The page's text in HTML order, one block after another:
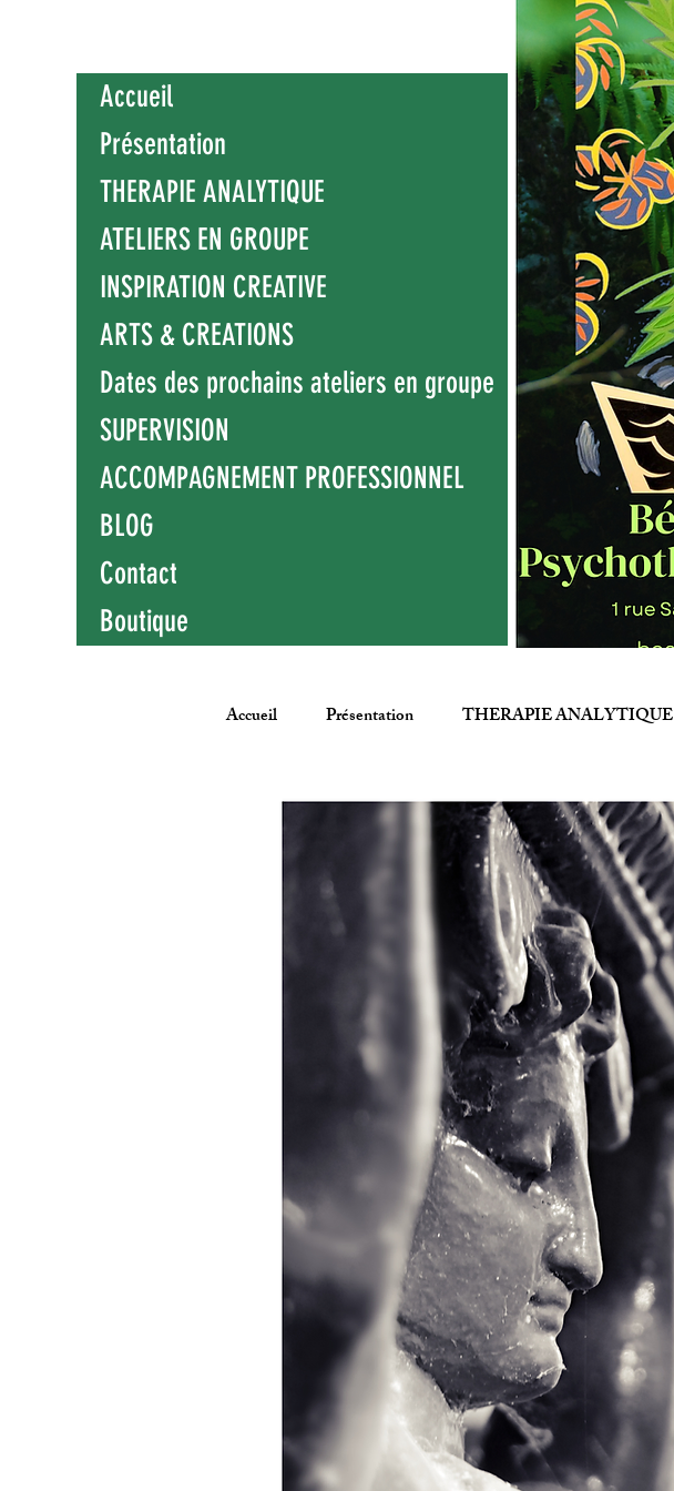
Accueil
Présentation
THERAPIE ANALYTIQUE
ATELIERS EN GROUPE
INSPIRATION CREATIVE
ARTS & CREATIONS
Dates des prochains ateliers en groupe
SUPERVISION
ACCOMPAGNEMENT PROFESSIONNEL
BLOG
Contact
Boutique
Accueil Présentation THERAPIE ANALYTIQUE